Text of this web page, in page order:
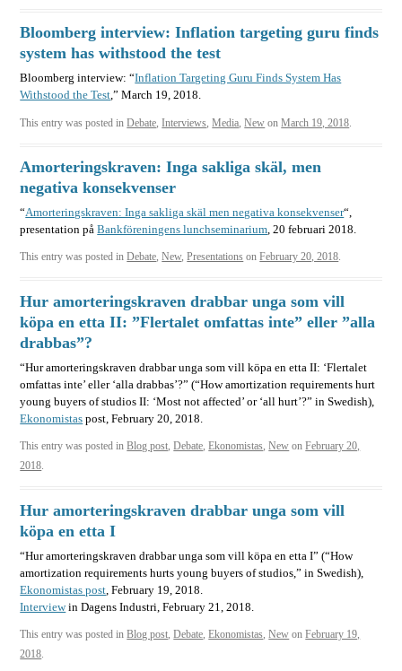
Bloomberg interview: Inflation targeting guru finds
system has withstood the test
Bloomberg interview: “Inflation Targeting Guru Finds System Has
Withstood the Test,” March 19, 2018.
This entry was posted inDebate ,Interviews ,Media ,New onMarch 19, 2018
Amorteringskraven: Inga sakliga skäl, men
negativa konsekvenser
“Amorteringskraven: Inga sakliga skäl men negativa konsekvenser“,
presentation påBankföreningens lunchseminarium, 20 februari 2018.
This entry was posted inDebate,New,Presentations onFebruary 20, 2018.
Hur amorteringskraven drabbar unga som vill
köpa en etta II: ”Flertalet omfattas inte” eller ”alla
drabbas”?
“Hur amorteringskraven drabbar unga som vill köpa en etta II: ‘Flertalet
omfattas inte’ eller ‘alla drabbas’?” (“How amortization requirements hurt
young buyers of studios II: ‘Most not affected’ or ‘all hurt’?” in Swedish),
Ekonomistas post, February 20, 2018.
This entry was posted inBlog post,Debate,Ekonomistas,New onFebruary 20,
2018.
Hur amorteringskraven drabbar unga som vill
köpa en etta I
“Hur amorteringskraven drabbar unga som vill köpa en etta I” (“How
amortization requirements hurts young buyers of studios,” in Swedish),
Ekonomistas post, February 19, 2018.
Interviewin Dagens Industri, February 21, 2018.
This entry was posted inBlog post,Debate,Ekonomistas,New onFebruary 19,
2018.